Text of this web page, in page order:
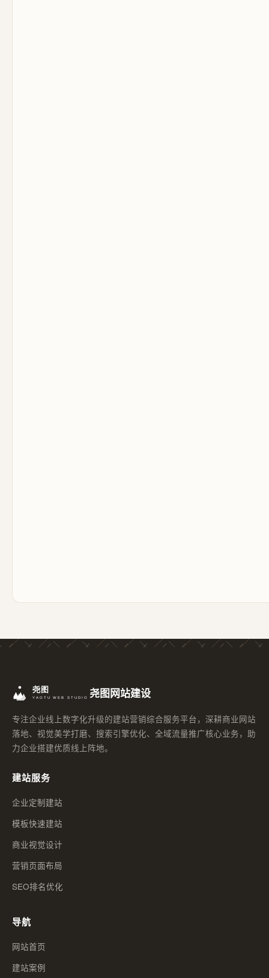
尧图网站建设
专注企业线上数字化升级的建站营销综合服务平台，深耕商业网站
落地、视觉美学打磨、搜索引擎优化、全域流量推广核心业务，助
力企业搭建优质线上阵地。
建站服务
企业定制建站
模板快速建站
商业视觉设计
营销页面布局
SEO排名优化
导航
网站首页
建站案例